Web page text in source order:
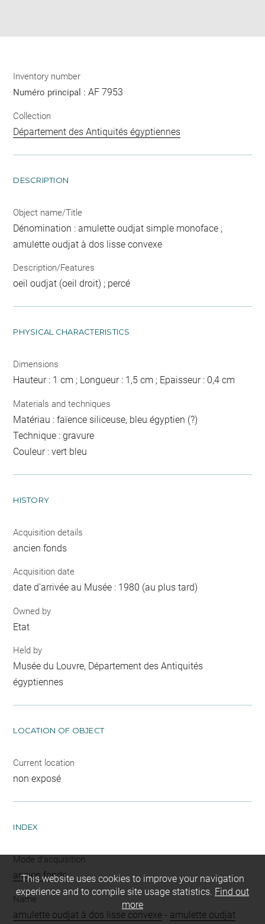
Inventory number
Numéro principal :AF 7953
Collection
Département des Antiquités égyptiennes
DESCRIPTION
Object name/Title
Dénomination : amulette oudjat simple monoface ;
amulette oudjat à dos lisse convexe
Description/Features
oeil oudjat (oeil droit) ; percé
PHYSICAL CHARACTERISTICS
Dimensions
Hauteur : 1 cm ; Longueur : 1,5 cm ; Epaisseur : 0,4 cm
Materials and techniques
Matériau : faïence siliceuse, bleu égyptien (?)
Technique : gravure
Couleur : vert bleu
HISTORY
Acquisition details
ancien fonds
Acquisition date
date d'arrivée au Musée : 1980 (au plus tard)
Owned by
Etat
Held by
Musée du Louvre, Département des Antiquités
égyptiennes
LOCATION OF OBJECT
Current location
non exposé
INDEX
Mode d'acquisition
ancien fonds
Name
amulette oudjat à dos lisse convexe - amulette oudjat
This website uses cookies to improve your navigation
experience and to compile site usage statistics. Find out
more